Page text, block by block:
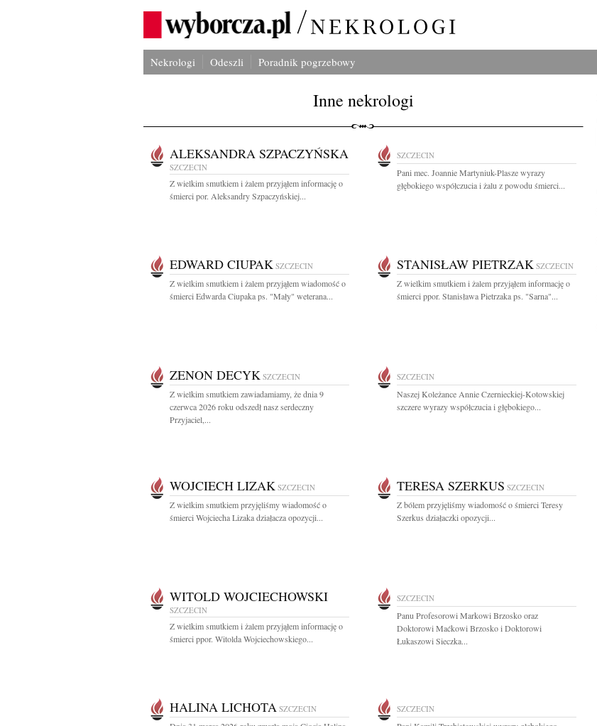
Nekrologi Odeszli Poradnik pogrzebowy
Inne nekrologi
ALEKSANDRA SZPACZYŃSKA
SZCZECIN
Z wielkim smutkiem i żalem przyjąłem informację o
śmierci por. Aleksandry Szpaczyńskiej...
SZCZECIN
Pani mec. Joannie Martyniuk-Plasze wyrazy
głębokiego współczucia i żalu z powodu śmierci...
EDWARD CIUPAK SZCZECIN
Z wielkim smutkiem i żalem przyjąłem wiadomość o
śmierci Edwarda Ciupaka ps. "Mały" weterana...
STANISŁAW PIETRZAK SZCZECIN
Z wielkim smutkiem i żalem przyjąłem informację o
śmierci ppor. Stanisława Pietrzaka ps. "Sarna"...
ZENON DECYK SZCZECIN
Z wielkim smutkiem zawiadamiamy, że dnia 9
czerwca 2026 roku odszedł nasz serdeczny
Przyjaciel,...
SZCZECIN
Naszej Koleżance Annie Czernieckiej-Kotowskiej
szczere wyrazy współczucia i głębokiego...
WOJCIECH LIZAK SZCZECIN
Z wielkim smutkiem przyjęliśmy wiadomość o
śmierci Wojciecha Lizaka działacza opozycji...
TERESA SZERKUS SZCZECIN
Z bólem przyjęliśmy wiadomość o śmierci Teresy
Szerkus działaczki opozycji...
WITOLD WOJCIECHOWSKI
SZCZECIN
Z wielkim smutkiem i żalem przyjąłem informację o
śmierci ppor. Witolda Wojciechowskiego...
SZCZECIN
Panu Profesorowi Markowi Brzosko oraz
Doktorowi Maćkowi Brzosko i Doktorowi
Łukaszowi Sieczka...
HALINA LICHOTA SZCZECIN SZCZECIN